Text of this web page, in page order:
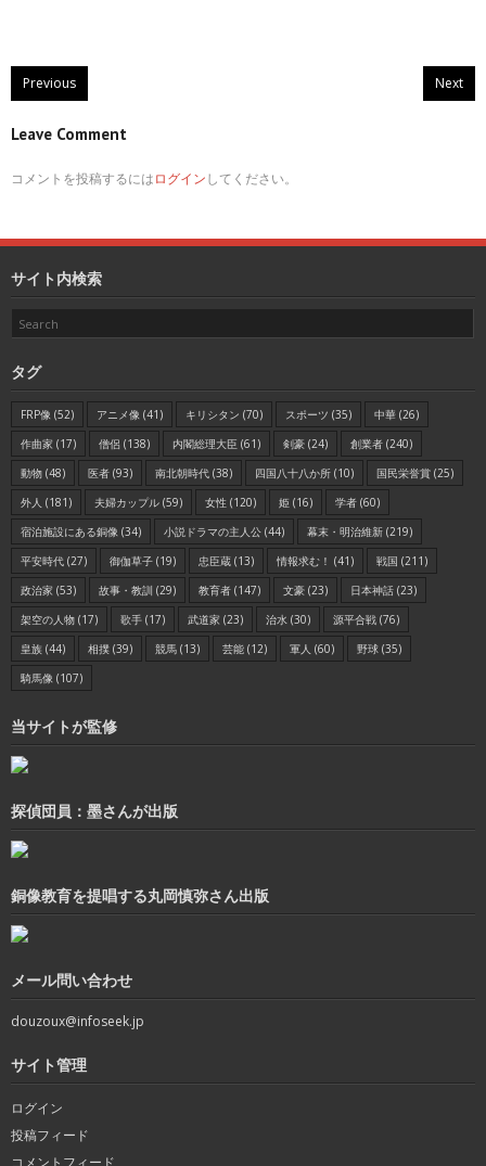
Previous Next
Leave Comment
コメントを投稿するにはログインしてください。
サイト内検索
タグ
FRP像 (52) アニメ像 (41) キリシタン (70) スポーツ (35) 中華 (26)
作曲家 (17) 僧侶 (138) 内閣総理大臣 (61) 剣豪 (24) 創業者 (240)
動物 (48) 医者 (93) 南北朝時代 (38) 四国八十八か所 (10) 国民栄誉賞 (25)
外人 (181) 夫婦カップル (59) 女性 (120) 姫 (16) 学者 (60)
宿泊施設にある銅像 (34) 小説ドラマの主人公 (44) 幕末・明治維新 (219)
平安時代 (27) 御伽草子 (19) 忠臣蔵 (13) 情報求む！ (41) 戦国 (211)
政治家 (53) 故事・教訓 (29) 教育者 (147) 文豪 (23) 日本神話 (23)
架空の人物 (17) 歌手 (17) 武道家 (23) 治水 (30) 源平合戦 (76)
皇族 (44) 相撲 (39) 競馬 (13) 芸能 (12) 軍人 (60) 野球 (35)
騎馬像 (107)
当サイトが監修
探偵団員：墨さんが出版
銅像教育を提唱する丸岡慎弥さん出版
メール問い合わせ
douzoux@infoseek.jp
サイト管理
ログイン
投稿フィード
コメントフィード